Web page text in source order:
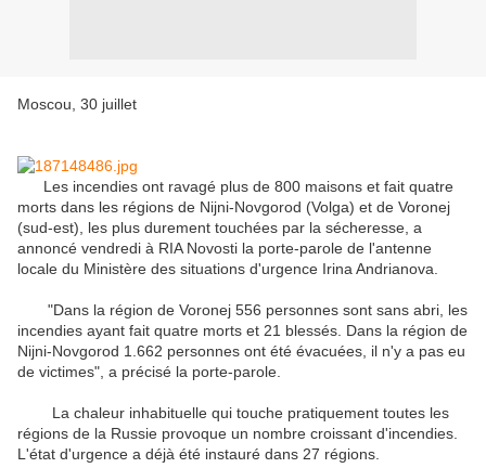
Moscou, 30 juillet
Les incendies ont ravagé plus de 800 maisons et fait quatre
morts dans les régions de Nijni-Novgorod (Volga) et de Voronej
(sud-est), les plus durement touchées par la sécheresse, a
annoncé vendredi à RIA Novosti la porte-parole de l'antenne
locale du Ministère des situations d'urgence Irina Andrianova.
"Dans la région de Voronej 556 personnes sont sans abri, les
incendies ayant fait quatre morts et 21 blessés. Dans la région de
Nijni-Novgorod 1.662 personnes ont été évacuées, il n'y a pas eu
de victimes", a précisé la porte-parole.
La chaleur inhabituelle qui touche pratiquement toutes les
régions de la Russie provoque un nombre croissant d'incendies.
L'état d'urgence a déjà été instauré dans 27 régions.